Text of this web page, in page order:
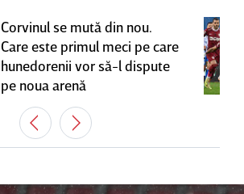
Corvinul se mută din nou.
Care este primul meci pe care
hunedorenii vor să-l dispute
pe noua arenă